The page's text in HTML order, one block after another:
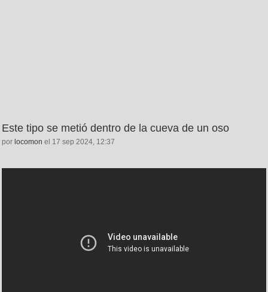
Este tipo se metió dentro de la cueva de un oso
por locomon el 17 sep 2024, 12:37